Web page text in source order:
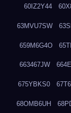
60IZ2Y44
63MVU7SW
659M6G4O
663467JW
675YBKS0
68OMB6UH